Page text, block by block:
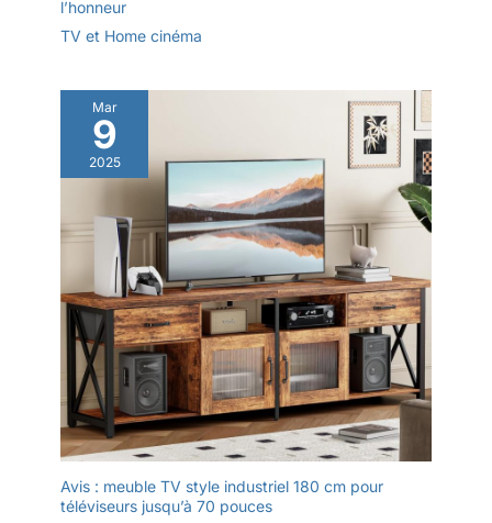
l’honneur
TV et Home cinéma
Mar
9
2025
Avis : meuble TV style industriel 180 cm pour
téléviseurs jusqu’à 70 pouces